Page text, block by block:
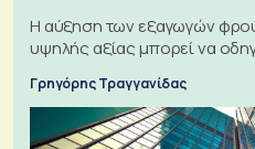
Η αύξηση των εξαγωγών
υψηλής αξίας μπορεί να
Γρηγόρης Τραγγανίδας